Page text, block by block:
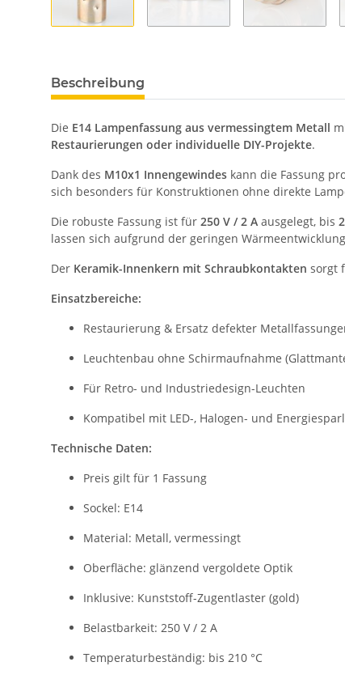
Beschreibung
Die E14 Lampenfassung aus vermessingtem Metall
Restaurierungen oder individuelle DIY-Projekte.
Dank des M10x1 Innengewindes kann die Fassung
sich besonders für Konstruktionen ohne direkte
Die robuste Fassung ist für 250 V / 2 A ausgelegt, bis
lassen sich aufgrund der geringen
Der Keramik-Innenkern mit Schraubkontakten sorgt
Einsatzbereiche:
Restaurierung & Ersatz defekter
Leuchtenbau ohne Schirmaufnahme
Für Retro- und Industriedesign-Leuchten
Kompatibel mit LED-, Halogen- und
Technische Daten:
Preis gilt für 1 Fassung
Sockel: E14
Material: Metall, vermessingt
Oberfläche: glänzend vergoldete Optik
Inklusive: Kunststoff-Zugentlaster (gold)
Belastbarkeit: 250 V / 2 A
Temperaturbeständig: bis 210 °C